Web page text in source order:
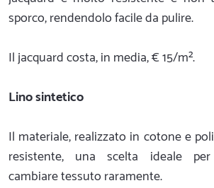
sporco, rendendolo facile da pulire.
Il jacquard costa, in media, € 15/m².
Lino sintetico
Il materiale, realizzato in cotone e
resistente, una scelta ideale
cambiare tessuto raramente.